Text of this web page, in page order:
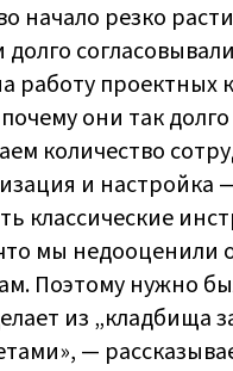
начало резко
работу
они так
количество
и настройка
классические
мы недооценили
Поэтому нужно
из „кладбища
—